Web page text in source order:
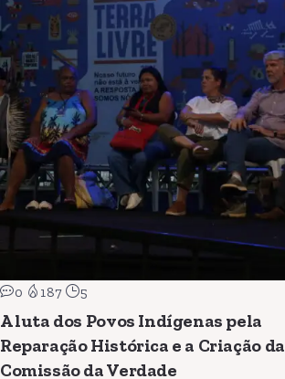
0 187 5
A luta dos Povos Indígenas pela
Reparação Histórica e a Criação da
Comissão da Verdade